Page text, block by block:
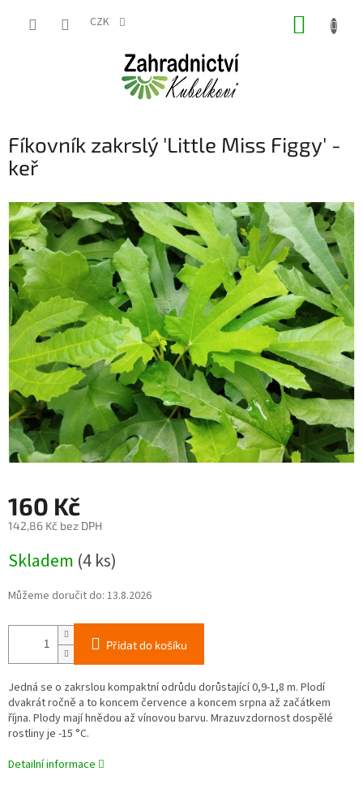
CZK
Fíkovník zakrslý 'Little Miss Figgy' -
keř
160 Kč
142,86 Kč bez DPH
cena:
Skladem (4 ks)
Můžeme doručit do: 13.8.2026
Přidat do košíku
Jedná se o zakrslou kompaktní odrůdu dorůstající 0,9-1,8 m. Plodí
dvakrát ročně a to koncem července a koncem srpna až začátkem
října. Plody mají hnědou až vínovou barvu. Mrazuvzdornost dospělé
rostliny je -15 °C.
Detailní informace